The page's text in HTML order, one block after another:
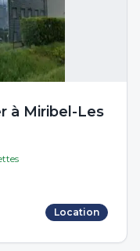
à Miribel-Les
Location